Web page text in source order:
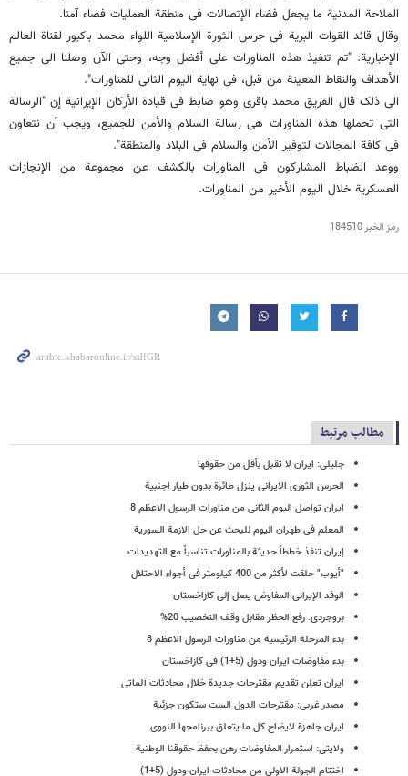
الملاحة المدنیة ما یجعل فضاء الإتصالات فی منطقة العملیات فضاء آمنا.
وقال قائد القوات البریة فی حرس الثورة الإسلامیة اللواء محمد باکبور لقناة العالم
الإخباریة: "تم تنفیذ هذه المناورات على أفضل وجه، وحتى الآن وصلنا الى جمیع
الأهداف والنقاط المعینة من قبل، فی نهایة الیوم الثانی للمناورات".
الى ذلک قال الفریق محمد باقری وهو ضابط فی قیادة الأرکان الإیرانیة إن "الرسالة
التی تحملها هذه المناورات هی رسالة السلام والأمن للجمیع، ویجب أن نتعاون
فی کافة المجالات لتوفیر الأمن والسلام فی البلاد والمنطقة".
ووعد الضباط المشارکون فی المناورات بالکشف عن مجموعة من الإنجازات
العسکریة خلال الیوم الأخیر من المناورات.
رمز الخبر184510
مطالب مرتبط
جلیلی: ایران لا تقبل بأقل من حقوقها
الحرس الثوری الایرانی ینزل طائرة بدون طیار اجنبیة
ایران تواصل الیوم الثانی من مناورات الرسول الاعظم 8
المعلم فی طهران الیوم للبحث عن حل الازمة السوریة
إیران تنفذ خططاً حدیثة بالمناورات تناسباً مع التهدیدات
"أیوب" حلقت لأکثر من 400 کیلومتر فی أجواء الاحتلال
الوفد الإیرانی المفاوض یصل إلى کازاخستان
بروجردی: رفع الحظر مقابل وقف التخصیب 20%
بدء المرحلة الرئیسیة من مناورات الرسول الاعظم 8
بدء مفاوضات ایران ودول (5+1) فی کازاخستان
ایران تعلن تقدیم مقترحات جدیدة خلال محادثات آلماتی
مصدر غربی: مقترحات الدول الست ستکون جزئیة
ایران جاهزة لایضاح کل ما یتعلق ببرنامجها النووی
ولایتی: استمرار المفاوضات رهن بحفظ حقوقنا الوطنیة
اختتام الجولة الاولى من محادثات ایران ودول (5+1)